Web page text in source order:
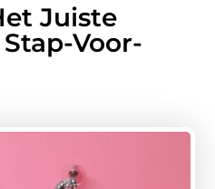
Juiste
Voor-